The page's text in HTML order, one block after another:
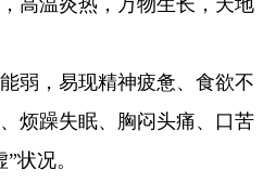
高温炎热，万物生长，天地
弱，易现精神疲惫、食欲不
烦躁失眠、胸闷头痛、口苦
状况。